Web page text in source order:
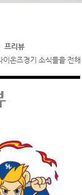
프리뷰
이온즈경기 소식들을 전해